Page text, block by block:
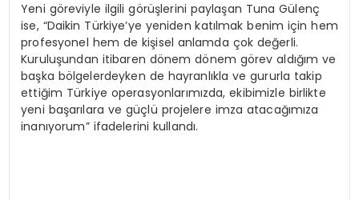
Yeni göreviyle ilgili görüşlerini paylaşan Tuna Gülenç
ise, “Daikin Türkiye’ye yeniden katılmak benim için hem
profesyonel hem de kişisel anlamda çok değerli.
Kuruluşundan itibaren dönem dönem görev aldığım ve
başka bölgelerdeyken de hayranlıkla ve gururla takip
ettiğim Türkiye operasyonlarımızda, ekibimizle birlikte
yeni başarılara ve güçlü projelere imza atacağımıza
inanıyorum” ifadelerini kullandı.